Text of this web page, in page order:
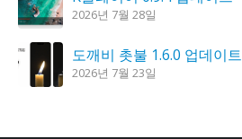
2026년 7월 28일
도깨비 촛불 1.6.0 업데이트
2026년 7월 23일